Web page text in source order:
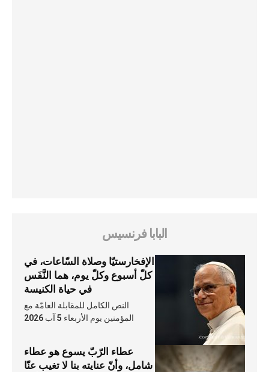
البابا فرنسيس
الإفخارستيّا وصلاة السّاعات، في
كلّ أسبوع وكلّ يوم، هما النَّفَس
في حياة الكنيسة
النص الكامل للمقابلة العامّة مع
المؤمنين يوم الأربعاء 5 آب 2026
عطاء الرّبّ يسوع هو عطاء
شامل، وأنّ عنايته بنا لا تغيب عنّا